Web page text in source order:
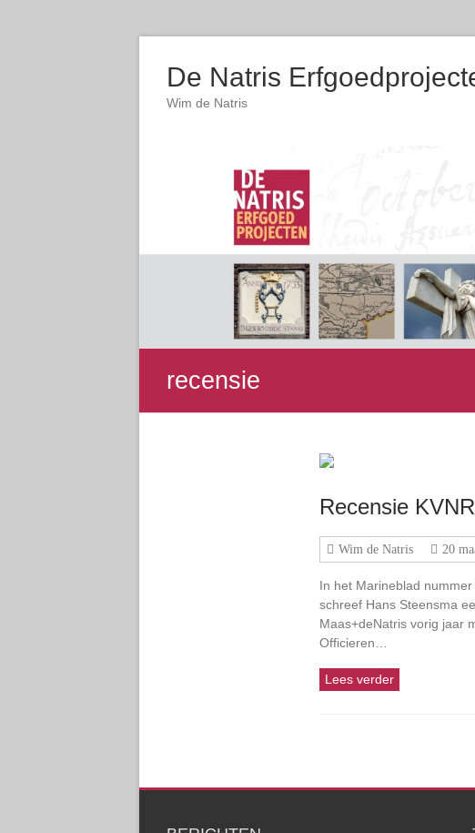
De Natris
Wim de Natris
recensie
Recensie
Wim de Natris 20
In het Marineblad
schreef Hans Steensma
Maas+deNatris vorig jaar
Officieren…
Lees verder